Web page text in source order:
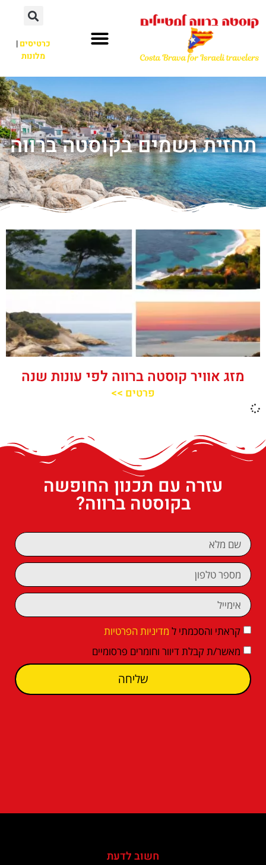
כרטיסים|
מלונות
תחזית גשמים בקוסטה ברווה
מזג אוויר קוסטה ברווה לפי עונות שנה
פרטים >>
עזרה עם תכנון החופשה
בקוסטה ברווה?
קראתי והסכמתי ל מדיניות הפרטיות
מאשר/ת קבלת דיוור וחומרים פרסומיים
שליחה
חשוב לדעת